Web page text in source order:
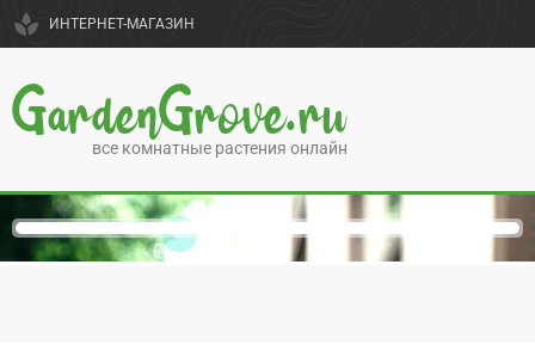
spa ИНТЕРНЕТ-МАГАЗИН
GardenGrove.ru
все комнатные растения онлайн